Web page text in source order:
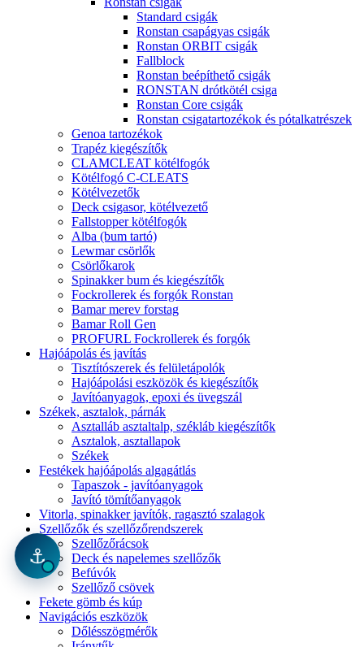
Standard csigák
Ronstan csapágyas csigák
Ronstan ORBIT csigák
Fallblock
Ronstan beépíthető csigák
RONSTAN drótkötél csiga
Ronstan Core csigák
Ronstan csigatartozékok és pótalkatrészek
Genoa tartozékok
Trapéz kiegészítők
CLAMCLEAT kötélfogók
Kötélfogó C-CLEATS
Kötélvezetők
Deck csigasor, kötélvezető
Fallstopper kötélfogók
Alba (bum tartó)
Lewmar csörlők
Csörlőkarok
Spinakker bum és kiegészítők
Fockrollerek és forgók Ronstan
Bamar merev forstag
Bamar Roll Gen
PROFURL Fockrollerek és forgók
Hajóápolás és javítás
Tisztítószerek és felületápolók
Hajóápolási eszközök és kiegészítők
Javítóanyagok, epoxi és üvegszál
Székek, asztalok, párnák
Asztalláb asztaltalp, székláb kiegészítők
Asztalok, asztallapok
Székek
Festékek hajóápolás algagátlás
Tapaszok - javítóanyagok
Javító tömítőanyagok
Vitorla, spinakker javítók, ragasztó szalagok
Szellőzők és szellőzőrendszerek
Szellőzőrácsok
Deck és napelemes szellőzők
Befúvók
Szellőző csövek
Fekete gömb és kúp
Navigációs eszközök
Dőlésszögmérők
⚓